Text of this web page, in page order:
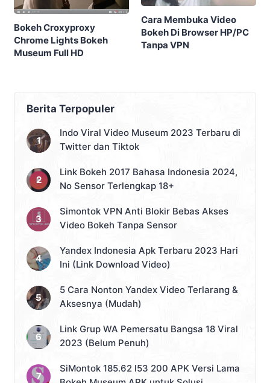
Bokeh Croxyproxy
Chrome Lights Bokeh
Museum Full HD
Cara Membuka Video
Bokeh Di Browser HP/PC
Tanpa VPN
Berita Terpopuler
Indo Viral Video Museum 2023 Terbaru di
Twitter dan Tiktok
Link Bokeh 2017 Bahasa Indonesia 2024,
No Sensor Terlengkap 18+
Simontok VPN Anti Blokir Bebas Akses
Video Bokeh Tanpa Sensor
Yandex Indonesia Apk Terbaru 2023 Hari
Ini (Link Download Video)
5 Cara Nonton Yandex Video Terlarang &
Aksesnya (Mudah)
Link Grup WA Pemersatu Bangsa 18 Viral
2023 (Belum Penuh)
SiMontok 185.62 l53 200 APK Versi Lama